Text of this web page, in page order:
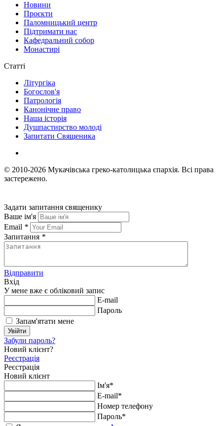
Новини
Проєкти
Паломницький центр
Підтримати нас
Кафедральний собор
Монастирі
Статті
Літургіка
Богослов'я
Патрологія
Канонічне право
Наша історія
Душпастирство молоді
Запитати Священика
© 2010-2026 Мукачівська греко-католицька єпархія. Всі права
застережено.
Задати запитання священику
Ваше ім'я
Email *
Запитання *
Відправити
Вхід
У мене вже є обліковий запис
E-mail
Пароль
Запам'ятати мене
Увійти
Забули пароль?
Новий клієнт?
Реєстрація
Реєстрація
Новий клієнт
Ім'я*
E-mail*
Номер телефону
Пароль*